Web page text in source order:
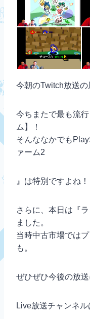
今朝のTwitch放送の
今ちまたで最も流
ム】！
そんななかでも
ァーム2
』は特別ですよね！
さらに、本日は『
ました。
当時中古市場では
も。
ぜひぜひ今後の放
Live放送チャンネル